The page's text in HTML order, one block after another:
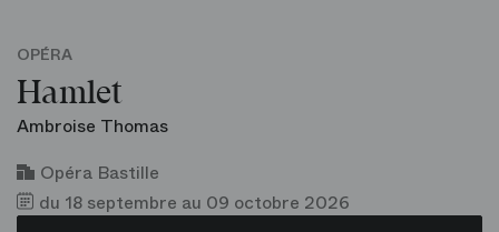
OPÉRA
Hamlet
Ambroise Thomas
Opéra Bastille
du 18 septembre au 09 octobre 2026